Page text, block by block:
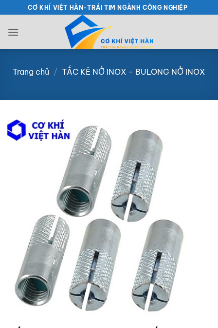
qua
nội
CƠ KHÍ VIỆT HÀN-TRÁI TIM NGÀNH CÔNG NGHIỆP
Trang chủ / TẮC KÊ NỞ INOX - BULONG NỞ INOX